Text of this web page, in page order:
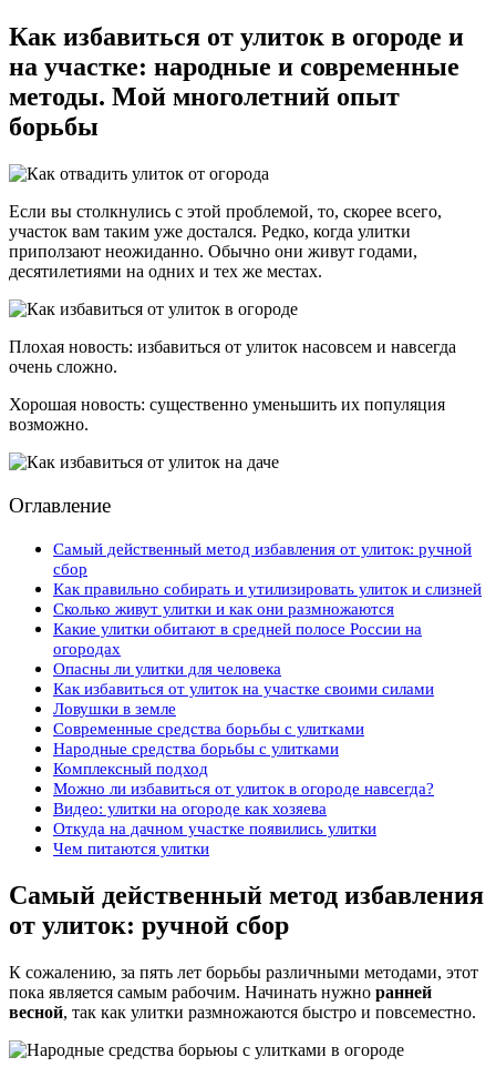
Как избавиться от улиток в огороде и
на участке: народные и современные
методы. Мой многолетний опыт
борьбы
Если вы столкнулись с этой проблемой, то, скорее всего,
участок вам таким уже достался. Редко, когда улитки
приползают неожиданно. Обычно они живут годами,
десятилетиями на одних и тех же местах.
Плохая новость: избавиться от улиток насовсем и навсегда
очень сложно.
Хорошая новость: существенно уменьшить их популяция
возможно.
Оглавление
Самый действенный метод избавления от улиток: ручной
сбор
Как правильно собирать и утилизировать улиток и слизней
Сколько живут улитки и как они размножаются
Какие улитки обитают в средней полосе России на
огородах
Опасны ли улитки для человека
Как избавиться от улиток на участке своими силами
Ловушки в земле
Современные средства борьбы с улитками
Народные средства борьбы с улитками
Комплексный подход
Можно ли избавиться от улиток в огороде навсегда?
Видео: улитки на огороде как хозяева
Откуда на дачном участке появились улитки
Чем питаются улитки
Самый действенный метод избавления
от улиток: ручной сбор
К сожалению, за пять лет борьбы различными методами, этот
пока является самым рабочим. Начинать нужно ранней
весной, так как улитки размножаются быстро и повсеместно.